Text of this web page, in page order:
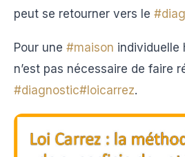
peut se retourner vers le
Pour une #maison individuelle
n’est pas nécessaire de faire
#diagnostic#loicarrez.